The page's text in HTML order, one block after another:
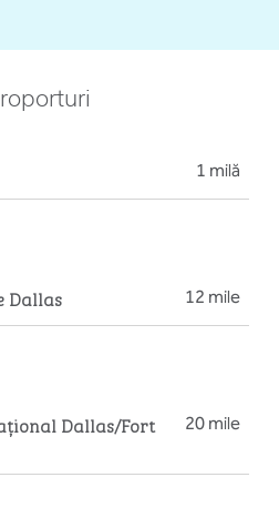
1 milă
Dallas 12 mile
Dallas/Fort
20 mile